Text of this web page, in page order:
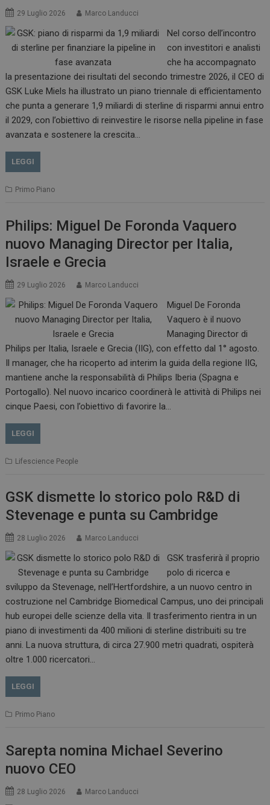
29 Luglio 2026 Marco Landucci
Nel corso dell’incontro
con investitori e analisti
che ha accompagnato
la presentazione dei risultati del secondo trimestre 2026, il CEO di
GSK Luke Miels ha illustrato un piano triennale di efficientamento
che punta a generare 1,9 miliardi di sterline di risparmi annui entro
il 2029, con l’obiettivo di reinvestire le risorse nella pipeline in fase
avanzata e sostenere la crescita…
LEGGI
Primo Piano
Philips: Miguel De Foronda Vaquero
nuovo Managing Director per Italia,
Israele e Grecia
29 Luglio 2026 Marco Landucci
Miguel De Foronda
Vaquero è il nuovo
Managing Director di
Philips per Italia, Israele e Grecia (IIG), con effetto dal 1° agosto.
Il manager, che ha ricoperto ad interim la guida della regione IIG,
mantiene anche la responsabilità di Philips Iberia (Spagna e
Portogallo). Nel nuovo incarico coordinerà le attività di Philips nei
cinque Paesi, con l’obiettivo di favorire la…
LEGGI
Lifescience People
GSK dismette lo storico polo R&D di
Stevenage e punta su Cambridge
28 Luglio 2026 Marco Landucci
GSK trasferirà il proprio
polo di ricerca e
sviluppo da Stevenage, nell’Hertfordshire, a un nuovo centro in
costruzione nel Cambridge Biomedical Campus, uno dei principali
hub europei delle scienze della vita. Il trasferimento rientra in un
piano di investimenti da 400 milioni di sterline distribuiti su tre
anni. La nuova struttura, di circa 27.900 metri quadrati, ospiterà
oltre 1.000 ricercatori…
LEGGI
Primo Piano
Sarepta nomina Michael Severino
nuovo CEO
28 Luglio 2026 Marco Landucci